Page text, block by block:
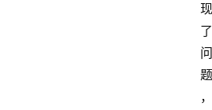
现
了
问
题
，